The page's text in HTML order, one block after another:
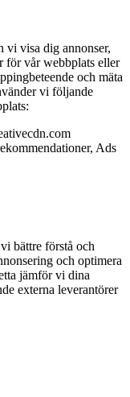
vi visa dig annonser,
för vår webbplats eller
och mäta
vi följande
Ads
bättre förstå och
och optimera
jämför vi dina
externa leverantörer